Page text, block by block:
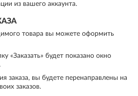
из вашего аккаунта.
товара вы можете оформить
«Заказать» будет показано окно
заказа, вы будете перенаправлены на
заказов.